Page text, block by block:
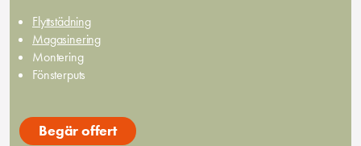
Flyttstädning
Magasinering
Montering
Fönsterputs
Begär offert